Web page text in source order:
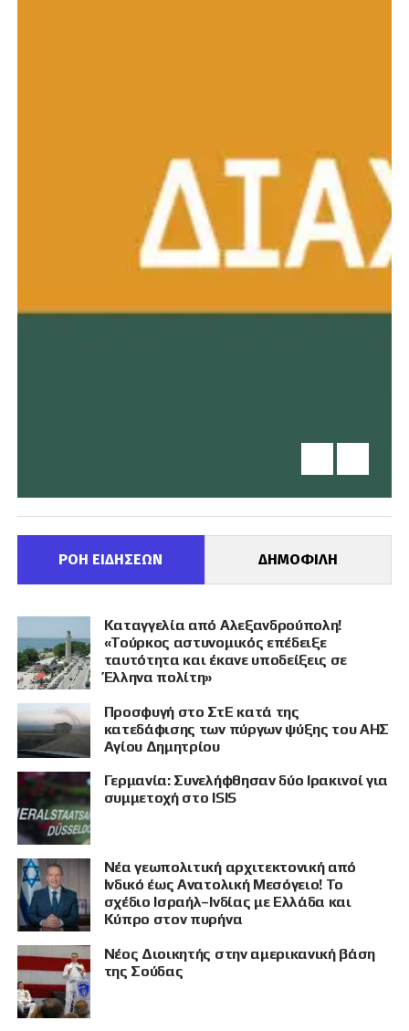
ΠΡΟΒΟΛΗ
ΡΟΗ ΕΙΔΗΣΕΩΝ ΔΗΜΟΦΙΛΗ
Καταγγελία από Αλεξανδρούπολη!
«Τούρκος αστυνομικός επέδειξε
ταυτότητα και έκανε υποδείξεις σε
Έλληνα πολίτη»
Προσφυγή στο ΣτΕ κατά της
κατεδάφισης των πύργων ψύξης του ΑΗΣ
Αγίου Δημητρίου
Γερμανία: Συνελήφθησαν δύο Ιρακινοί για
συμμετοχή στο ISIS
Νέα γεωπολιτική αρχιτεκτονική από
Ινδικό έως Ανατολική Μεσόγειο! Το
σχέδιο Ισραήλ–Ινδίας με Ελλάδα και
Κύπρο στον πυρήνα
Νέος Διοικητής στην αμερικανική βάση
της Σούδας